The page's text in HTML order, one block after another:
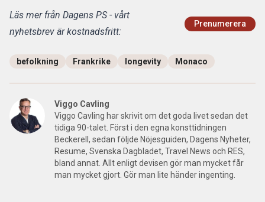
Läs mer från Dagens PS - vårt
nyhetsbrev är kostnadsfritt:
Prenumerera
befolkning Frankrike longevity Monaco
Viggo Cavling
Viggo Cavling har skrivit om det goda livet sedan det
tidiga 90-talet. Först i den egna konsttidningen
Beckerell, sedan följde Nöjesguiden, Dagens Nyheter,
Resume, Svenska Dagbladet, Travel News och RES,
bland annat. Allt enligt devisen gör man mycket får
man mycket gjort. Gör man lite händer ingenting.